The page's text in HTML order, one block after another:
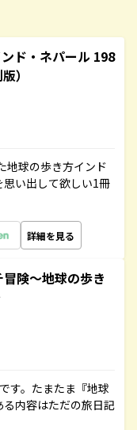
ド・ネパール 198
）
地球の歩き方インド
い出して欲しい1冊
詳細を見る
険～地球の歩き
す。たまたま『地球
内容はただの旅日記